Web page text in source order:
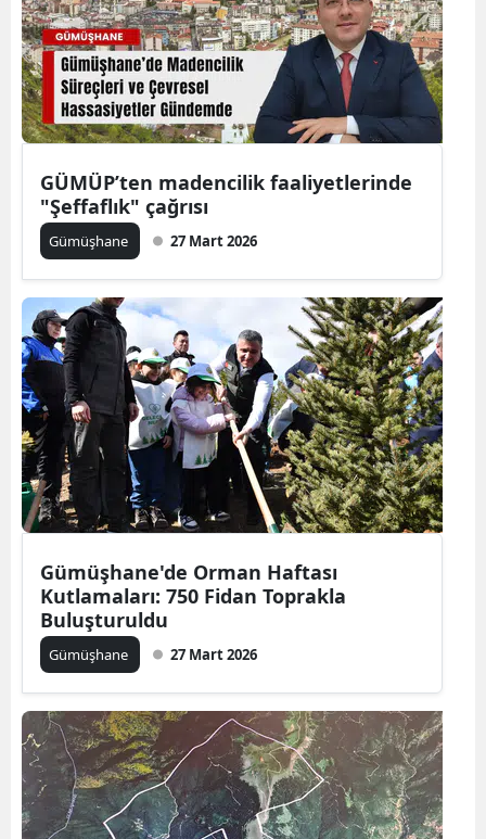
Kars
Kastamonu
Kayseri
Konya
Kütahya
Malatya
Manisa
Kahramanmaraş
Mardin
Muğla
Muş
Niğde
Ordu
Rize
Sakarya
GÜMÜP’ten madencilik faaliyetlerinde
"Şeffaflık" çağrısı
Gümüşhane 27 Mart 2026
Gümüşhane'de Orman Haftası
Kutlamaları: 750 Fidan Toprakla
Buluşturuldu
Gümüşhane 27 Mart 2026